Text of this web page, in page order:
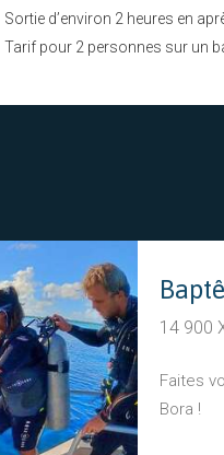
Sortie d’environ 2 heures en
Tarif pour 2 personnes sur un
14 900
Faites
Bora !